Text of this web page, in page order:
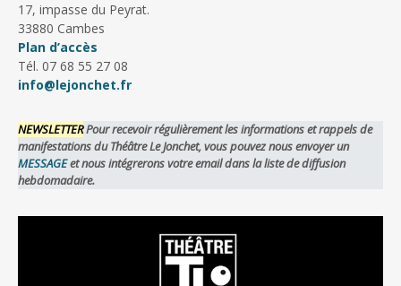
17, impasse du Peyrat.
33880 Cambes
Plan d’accès
Tél. 07 68 55 27 08
info@lejonchet.fr
NEWSLETTERPour recevoir régulièrement les informations et rappels de
manifestations du Théâtre Le Jonchet, vous pouvez nous envoyer un
MESSAGEet nous intégrerons votre email dans la liste de diffusion
hebdomadaire.